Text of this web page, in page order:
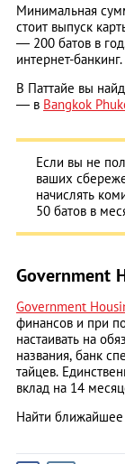
Минимальная
стоит выпуск
― 200 батов в
интернет-банкинг.
В Паттайе вы
― в Bangkok
Если вы не
ваших
начислять
50 батов в
Government
Government
финансов и при
настаивать на
названия, банк
тайцев.
вклад на 14
Найти